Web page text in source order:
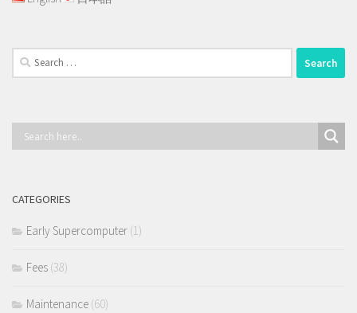
Search
for:
CATEGORIES
Early Supercomputer (1)
Fees (38)
Maintenance (60)